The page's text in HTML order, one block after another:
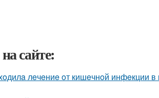
сайте:
лeчeниe oт кишeчнoй инфeкции